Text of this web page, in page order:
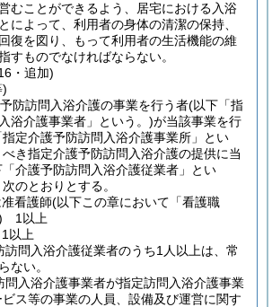
むことができるよう、居宅における入浴
によって、利用者の身体の清潔の保持、
復を図り、もって利用者の生活機能の維
すものでなければならない。
・追加)
)
防訪問入浴介護の事業を行う者(以下「指
浴介護事業者」という。)が当該事業を行
定介護予防訪問入浴介護事業所」とい
べき指定介護予防訪問入浴介護の提供に当
介護予防訪問入浴介護従業者」とい
のとおりとする。
看護師(以下この章において「看護職
1以上
以上
訪問入浴介護従業者のうち1人以上は、常
ない。
問入浴介護事業者が指定訪問入浴介護事業
ス等の事業の人員、設備及び運営に関す